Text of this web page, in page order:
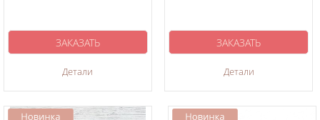
Детали
ЗАКАЗАТЬ
Детали
ЗАКАЗАТЬ